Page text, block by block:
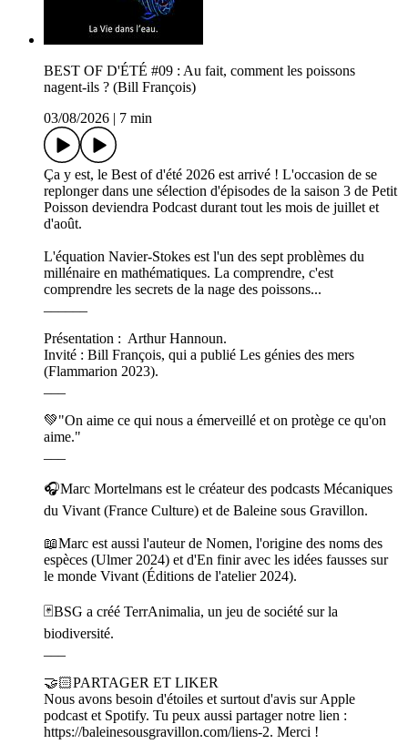
BEST OF D'ÉTÉ #09 : Au fait, comment les poissons
nagent-ils ? (Bill François)
03/08/2026
7 min
Ça y est, le Best of d'été 2026 est arrivé ! L'occasion de se
replonger dans une sélection d'épisodes de la saison 3 de Petit
Poisson deviendra Podcast durant tout les mois de juillet et
d'août.
L'équation Navier-Stokes est l'un des sept problèmes du
millénaire en mathématiques. La comprendre, c'est
comprendre les secrets de la nage des poissons...
Présentation : Arthur Hannoun.
Invité : Bill François, qui a publié Les génies des mers
(Flammarion 2023).
💚"On aime ce qui nous a émerveillé et on protège ce qu'on
aime."
🎧Marc Mortelmans est le créateur des podcasts Mécaniques
du Vivant (France Culture) et de Baleine sous Gravillon.
📖Marc est aussi l'auteur de Nomen, l'origine des noms des
espèces (Ulmer 2024) et d'En finir avec les idées fausses sur
le monde Vivant (Éditions de l'atelier 2024).
🃏BSG a créé TerrAnimalia, un jeu de société sur la
biodiversité.
🤝🏻PARTAGER ET LIKER
Nous avons besoin d'étoiles et surtout d'avis sur Apple
podcast et Spotify. Tu peux aussi partager notre lien :
https://baleinesousgravillon.com/liens-2. Merci !